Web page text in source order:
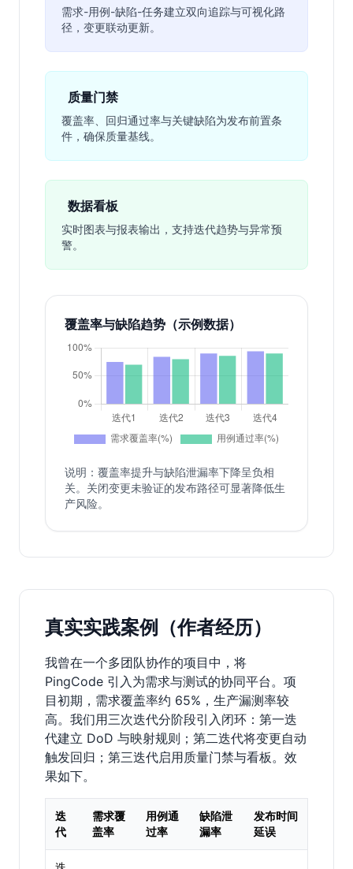
需求-用例-缺陷-任务建立双向追踪与可视化路
径，变更联动更新。
质量门禁
覆盖率、回归通过率与关键缺陷为发布前置条
件，确保质量基线。
数据看板
实时图表与报表输出，支持迭代趋势与异常预
警。
覆盖率与缺陷趋势（示例数据）
说明：覆盖率提升与缺陷泄漏率下降呈负相
关。关闭变更未验证的发布路径可显著降低生
产风险。
真实实践案例（作者经历）
我曾在一个多团队协作的项目中，将
PingCode 引入为需求与测试的协同平台。项
目初期，需求覆盖率约 65%，生产漏测率较
高。我们用三次迭代分阶段引入闭环：第一迭
代建立 DoD 与映射规则；第二迭代将变更自动
触发回归；第三迭代启用质量门禁与看板。效
果如下。
迭
代
需求覆
盖率
用例通
过率
缺陷泄
漏率
发布时间
延误